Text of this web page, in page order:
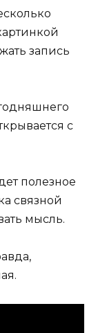
запись
с
полезное
связной
мысль.